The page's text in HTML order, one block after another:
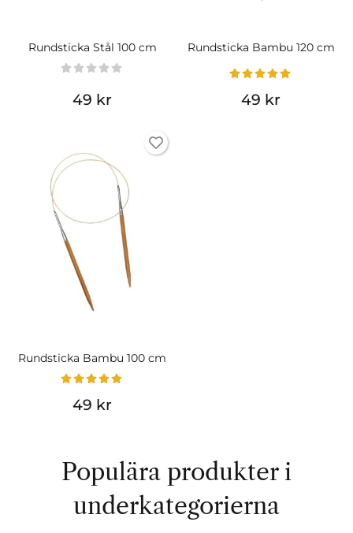
Rundsticka Stål 100 cm
49 kr
Rundsticka Bambu 120 cm
49 kr
Rundsticka Bambu 100 cm
49 kr
Populära produkter i
underkategorierna